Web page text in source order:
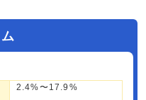
2.4%〜17.9%